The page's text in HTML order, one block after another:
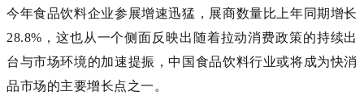
今年食品饮料企业参展增速迅猛，展商数量比上年同期增长
28.8%， 这也从一个侧面反映出随着拉动消费政策的持续出
台与市场环境的加速提振 ，中国食品饮料行业或将成为快消
品市场的主要增长点之一。